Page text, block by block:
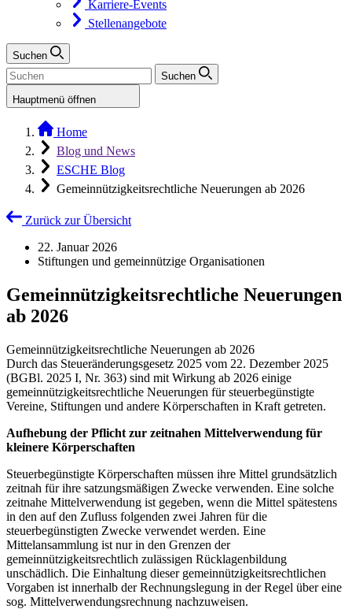
Karriere-Events
Stellenangebote
Suchen
Suchen
Hauptmenü öffnen
Home
Blog und News
ESCHE Blog
Gemeinnützigkeitsrechtliche Neuerungen ab 2026
Zurück zur Übersicht
22. Januar 2026
Stiftungen und gemeinnützige Organisationen
Gemeinnützigkeitsrechtliche Neuerungen
ab 2026
Gemeinnützigkeitsrechtliche Neuerungen ab 2026
Durch das Steueränderungsgesetz 2025 vom 22. Dezember 2025
(BGBl. 2025 I, Nr. 363) sind mit Wirkung ab 2026 einige
gemeinnützigkeitsrechtliche Neuerungen für steuerbegünstigte
Vereine, Stiftungen und andere Körperschaften in Kraft getreten.
Aufhebung der Pflicht zur zeitnahen Mittelverwendung für
kleinere Körperschaften
Steuerbegünstigte Körperschaften müssen ihre Mittel grundsätzlich
zeitnah für ihre satzungsmäßigen Zwecke verwenden. Eine solche
zeitnahe Mittelverwendung ist gegeben, wenn die Mittel spätestens
in den auf den Zufluss folgenden zwei Jahren für die
steuerbegünstigten Zwecke verwendet werden. Eine
Mittelansammlung ist nur in den Grenzen der
gemeinnützigkeitsrechtlich zulässigen Rücklagenbildung
unschädlich. Die Einhaltung dieser gemeinnützigkeitsrechtlichen
Vorgaben ist innerhalb der Rechnungslegung in der Regel über eine
sog. Mittelverwendungsrechnung nachzuweisen.